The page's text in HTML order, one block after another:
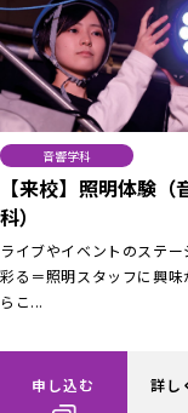
音響学科
【来校】照明体験（
科）
ライブやイベントのステー
彩る＝照明スタッフに興味
らこ...
申し込む 詳し